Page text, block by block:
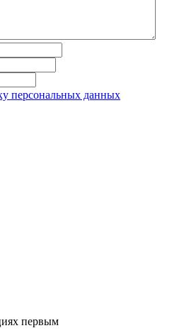
персональных данных
первым